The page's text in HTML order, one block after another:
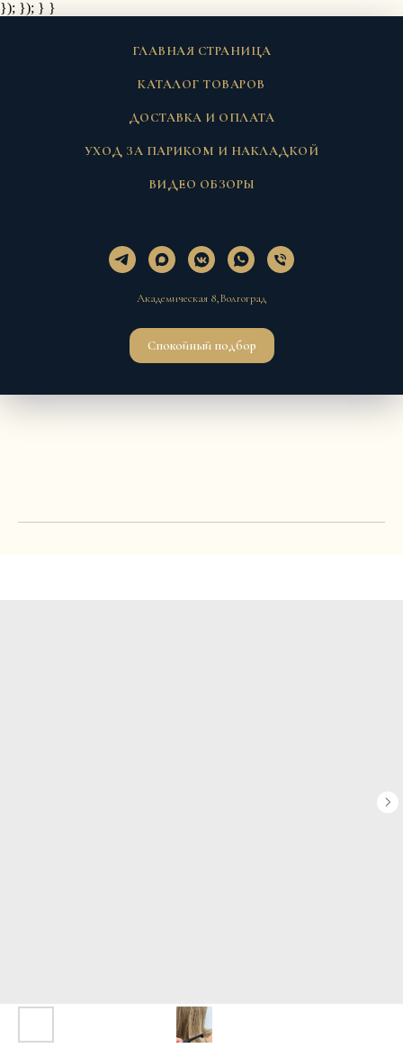
}); }); } }
ГЛАВНАЯ СТРАНИЦА
КАТАЛОГ ТОВАРОВ
ДОСТАВКА И ОПЛАТА
УХОД ЗА ПАРИКОМ И НАКЛАДКОЙ
ВИДЕО ОБЗОРЫ
Академическая 8,Волгоград
Спокойный подбор